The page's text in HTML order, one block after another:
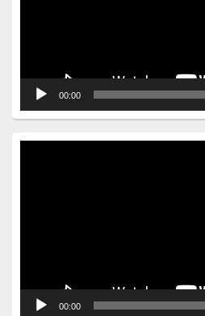
00:00
00:00